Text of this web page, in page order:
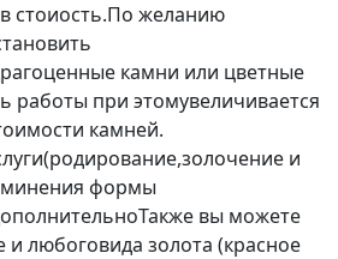
стоиость.По желанию
камни или цветные
работы при этомувеличивается
камней.
и
формы
вы можете
и любоговида золота (красное